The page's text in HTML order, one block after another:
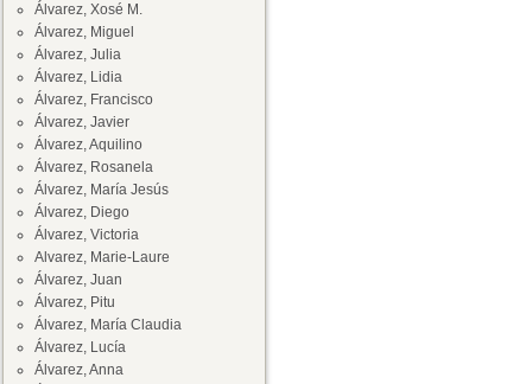
Álvarez, Xosé M.
Álvarez, Miguel
Álvarez, Julia
Álvarez, Lidia
Álvarez, Francisco
Álvarez, Javier
Álvarez, Aquilino
Álvarez, Rosanela
Álvarez, María Jesús
Álvarez, Diego
Álvarez, Victoria
Alvarez, Marie-Laure
Álvarez, Juan
Álvarez, Pitu
Álvarez, María Claudia
Álvarez, Lucía
Álvarez, Anna